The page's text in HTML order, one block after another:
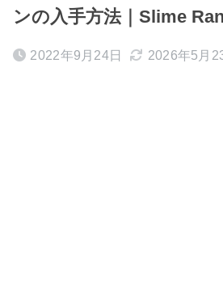
ンの入手方法｜Slime
2022年9月24日 2026年5月